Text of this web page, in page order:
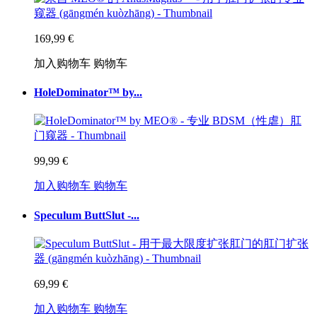
169,99 €
加入购物车 购物车
HoleDominator™ by...
99,99 €
加入购物车 购物车
Speculum ButtSlut -...
69,99 €
加入购物车 购物车